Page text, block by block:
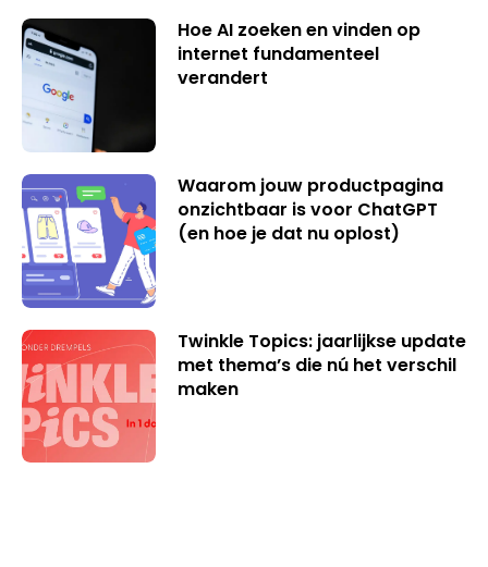
Hoe AI zoeken en vinden op
internet fundamenteel
verandert
Waarom jouw productpagina
onzichtbaar is voor ChatGPT
(en hoe je dat nu oplost)
Twinkle Topics: jaarlijkse update
met thema’s die nú het verschil
maken